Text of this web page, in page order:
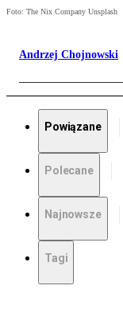
Foto: The Nix Company Unsplash
Andrzej Chojnowski
Powiązane
Polecane
Najnowsze
Tagi